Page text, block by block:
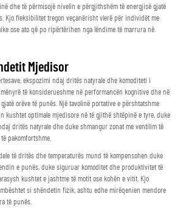
dhe të përmisojë nivelin e përgjithshëm të energjisë gjatë
Kjo fleksibilitet tregon veçanërisht vlerë për individët me
ose ato që po ripërtërihen nga lëndime të marrura në
Mjedisor
ekspozimi ndaj dritës natyrale dhe komoditeti i
të konsiderueshme në performancën kognitive dhe në
orëve të punës. Një tavolinë portative e përshtatshme
kushtet optimale mjedisore në të gjithë shtëpinë e tyre, duke
dritës natyrale dhe duke shmangur zonat me ventilim të
pakomfortshme.
të dritës dhe temperaturës mund të kompensohen duke
e punës, duke siguruar komoditet dhe produktivitet të
kushtet e jashtme të motit ose kohën e vitit. Kjo
si shëndetin fizik, ashtu edhe mirëqenien mendore
të punës.